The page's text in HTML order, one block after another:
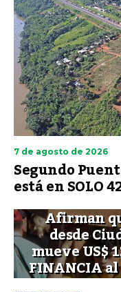
7 de agosto de 2026
Segundo
está en SOLO
Afirman
desde
mueve US$
FINANCIA al